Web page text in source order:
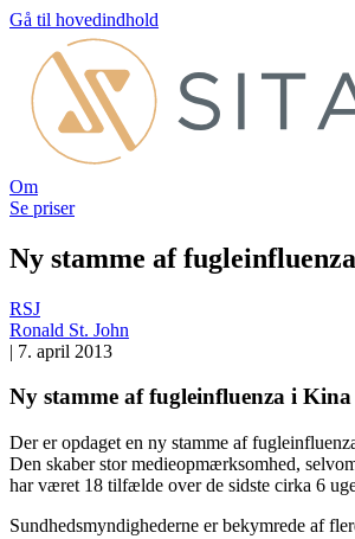
Gå til hovedindhold
Om
Se priser
Ny stamme af
RSJ
Ronald St. John
| 7. april 2013
Ny stamme af fugleinfluenza i Kina
Der er opdaget en ny stamme af
Den skaber stor medieopmærksomhed,
har været 18 tilfælde over de sidste cirka 6
Sundhedsmyndighederne er bekymrede af